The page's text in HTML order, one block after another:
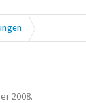
2008.